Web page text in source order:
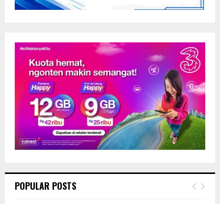
POPULAR POSTS